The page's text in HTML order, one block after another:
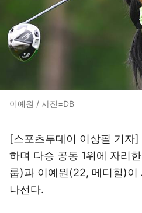
이예원 / 사진=DB
[스포츠투데이 이상필 기자
하며 다승 공동 1위에 자리
룹)과 이예원(22, 메디힐)이
나선다.